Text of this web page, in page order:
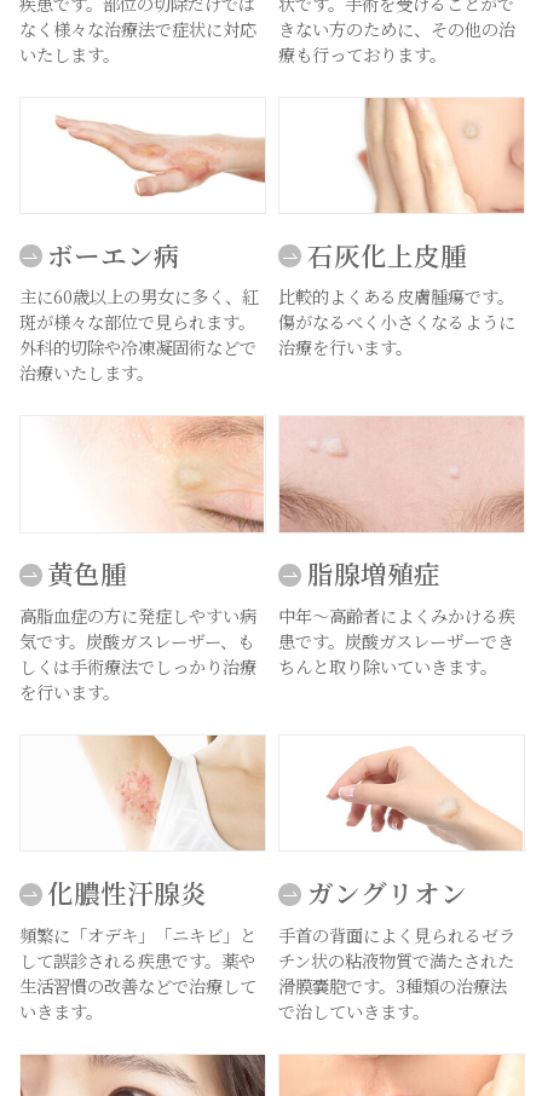
なく様々な治療法で症状に対応
いたします。
きない方のために、その他の治
療も行っております。
ボーエン病
主に60歳以上の男女に多く、紅
斑が様々な部位で見られます。
外科的切除や冷凍凝固術などで
治療いたします。
石灰化上皮腫
比較的よくある皮膚腫瘍です。
傷がなるべく小さくなるように
治療を行います。
黄色腫
高脂血症の方に発症しやすい病
気です。炭酸ガスレーザー、も
しくは手術療法でしっかり治療
を行います。
脂腺増殖症
中年～高齢者によくみかける疾
患です。炭酸ガスレーザーでき
ちんと取り除いていきます。
化膿性汗腺炎
頻繁に「オデキ」「ニキビ」と
して誤診される疾患です。薬や
生活習慣の改善などで治療して
いきます。
ガングリオン
手首の背面によく見られるゼラ
チン状の粘液物質で満たされた
滑膜嚢胞です。3種類の治療法
で治していきます。